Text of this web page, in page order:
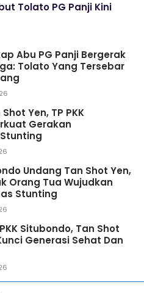
Tolato PG Panji Kini
Abu PG Panji Bergerak
Tolato Yang Tersebar
Yen, TP PKK
Gerakan
Undang Tan Shot Yen,
Orang Tua Wujudkan
Stunting
Situbondo, Tan Shot
Generasi Sehat Dan